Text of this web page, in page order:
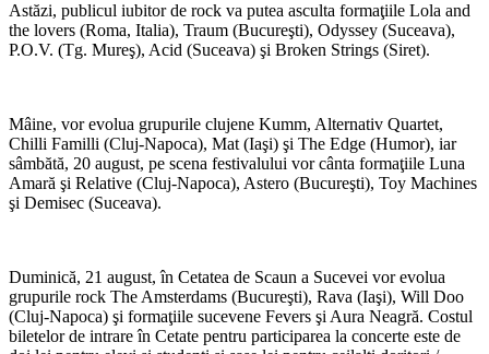
Astăzi, publicul iubitor de rock va putea asculta formaţiile Lola and
the lovers (Roma, Italia), Traum (Bucureşti), Odyssey (Suceava),
P.O.V. (Tg. Mureş), Acid (Suceava) şi Broken Strings (Siret).
Mâine, vor evolua grupurile clujene Kumm, Alternativ Quartet,
Chilli Familli (Cluj-Napoca), Mat (Iaşi) şi The Edge (Humor), iar
sâmbătă, 20 august, pe scena festivalului vor cânta formaţiile Luna
Amară şi Relative (Cluj-Napoca), Astero (Bucureşti), Toy Machines
şi Demisec (Suceava).
Duminică, 21 august, în Cetatea de Scaun a Sucevei vor evolua
grupurile rock The Amsterdams (Bucureşti), Rava (Iaşi), Will Doo
(Cluj-Napoca) şi formaţiile sucevene Fevers şi Aura Neagră. Costul
biletelor de intrare în Cetate pentru participarea la concerte este de